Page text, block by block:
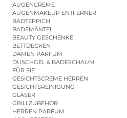
AUGENCREME
AUGENMAKEUP ENTFERNER
BADTEPPICH
BADEMÄNTEL
BEAUTY GESCHENKE
BETTDECKEN
DAMEN PARFUM
DUSCHGEL & BADESCHAUM
FÜR SIE
GESICHTSCREME HERREN
GESICHTSREINIGUNG
GLÄSER
GRILLZUBEHÖR
HERREN PARFUM